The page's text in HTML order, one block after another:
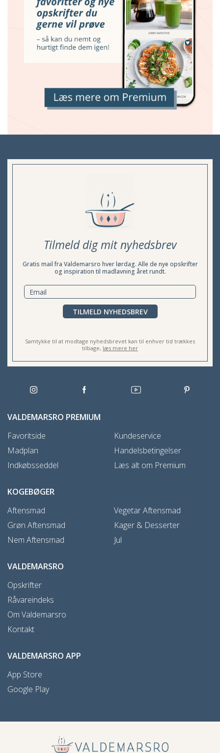
Tilmeld dig mit nyhedsbrev
Gratis mail fra Valdemarsro hver lørdag. Alle de nye opskrifter
og inspiration til madlavning året rundt.
TILMELD NYHEDSBREV
Samtykke til at modtage nyhedsbrevet kan til enhver tid trækkes
tilbage, læs mere her
VALDEMARSRO PREMIUM
Favoritside
Madplan
Indkøbsseddel
Kundeservice
Handelsbetingelser
Læs alt om Premium
KOGEBØGER
Aftensmad
Grøn Aftensmad
Nem Aftensmad
Vegetar Aftensmad
Kager & Desserter
Jul
VALDEMARSRO
Opskrifter
Råvareindeks
Om Valdemarsro
Kontakt
VALDEMARSRO APP
App Store
Google Play